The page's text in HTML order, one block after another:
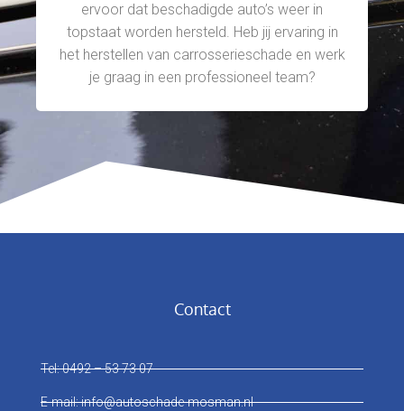
ervoor dat beschadigde auto’s weer in
topstaat worden hersteld. Heb jij ervaring in
het herstellen van carrosserieschade en werk
je graag in een professioneel team?
Contact
Tel: 0492 – 53 73 07
E-mail: info@autoschade-mosman.nl